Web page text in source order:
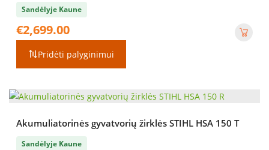
Sandėlyje Kaune
€2,699.00
Pridėti palyginimui
Akumuliatorinės gyvatvorių žirklės STIHL HSA 150 T
Sandėlyje Kaune